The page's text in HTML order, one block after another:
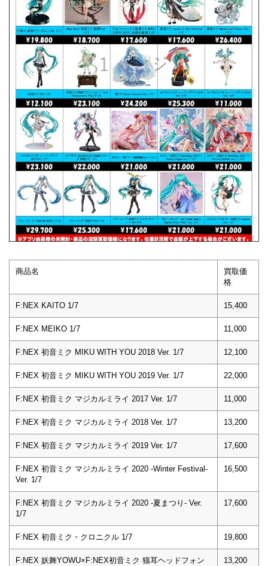
商品名
買取価
格
F:NEX KAITO 1/7 15,400
F:NEX MEIKO 1/7 11,000
F:NEX 初音ミク MIKU WITH YOU 2018 Ver. 1/7 12,100
F:NEX 初音ミク MIKU WITH YOU 2019 Ver. 1/7 22,000
F:NEX 初音ミク マジカルミライ 2017 Ver. 1/7 11,000
F:NEX 初音ミク マジカルミライ 2018 Ver. 1/7 13,200
F:NEX 初音ミク マジカルミライ 2019 Ver. 1/7 17,600
F:NEX 初音ミク マジカルミライ 2020 -Winter Festival-
Ver. 1/7
16,500
F:NEX 初音ミク マジカルミライ 2020 -夏まつり- Ver.
1/7
17,600
F:NEX 初音ミク・クロニクル 1/7 19,800
F:NEX 妖舞YOWU×F:NEX初音ミク 猫耳ヘッドフォン
13,200